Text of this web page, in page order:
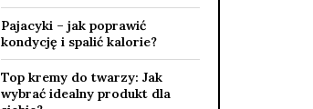
Pajacyki – jak poprawić
kondycję i spalić kalorie?
Top kremy do twarzy: Jak
wybrać idealny produkt dla